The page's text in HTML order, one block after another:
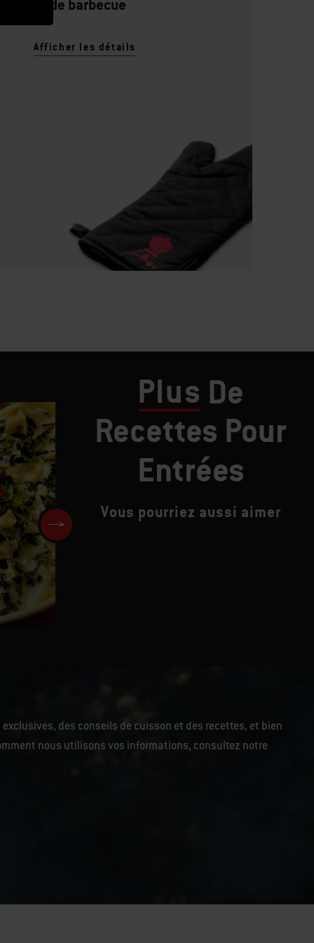
Gant de barbecue
Afficher les détails
Plus De
Recettes Pour
Entrées
Vous pourriez aussi aimer
des conseils de cuisson et des recettes, et bien
nous utilisons vos informations, consultez notre